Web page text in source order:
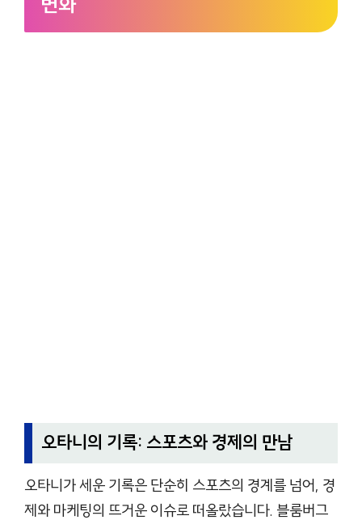
오타니의 기록: 스포츠와 경제의 만남
오타니가 세운 기록은 단순히 스포츠의 경계를 넘어, 경
제와 마케팅의 뜨거운 이슈로 떠올랐습니다. 블룸버그